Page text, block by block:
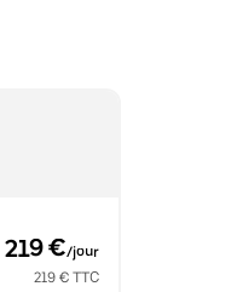
219 €/jour
219 € TTC